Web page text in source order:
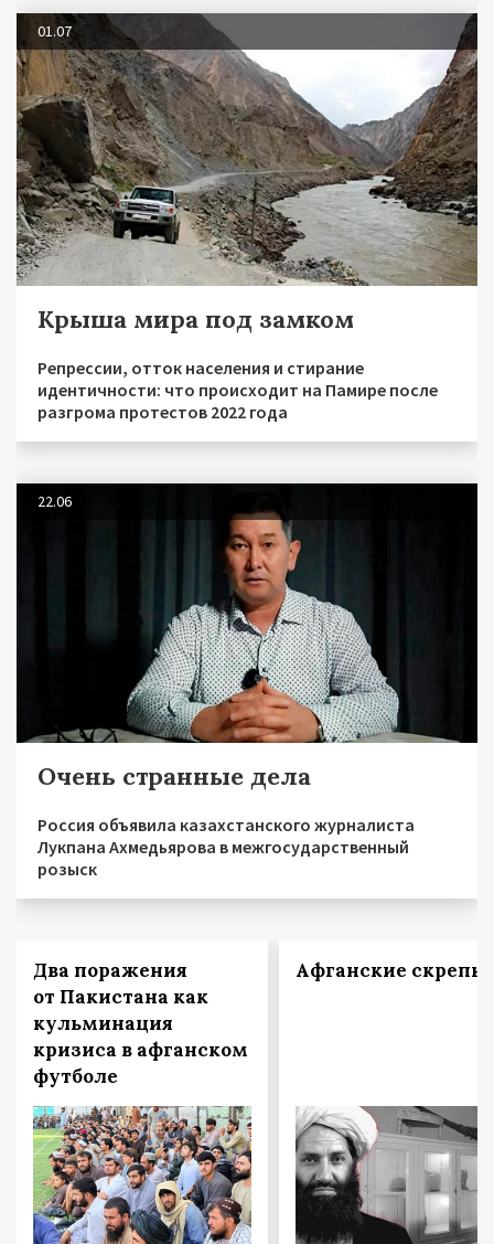
01.07
Крыша мира под замком
Репрессии, отток населения и стирание
идентичности: что происходит на Памире после
разгрома протестов 2022 года
22.06
Очень странные дела
Россия объявила казахстанского журналиста
Лукпана Ахмедьярова в межгосударственный
розыск
Два поражения
от Пакистана как
кульминация
кризиса в афганском
футболе
Афганские скрепы